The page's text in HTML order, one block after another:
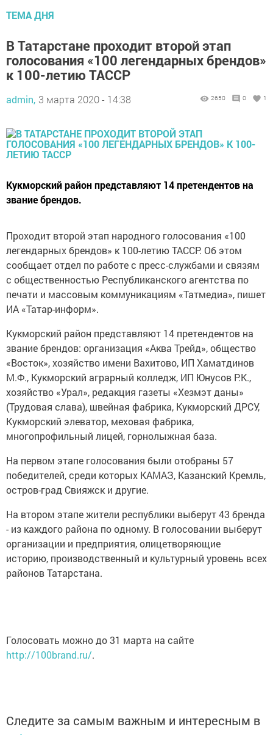
ТЕМА ДНЯ
В Татарстане проходит второй этап
голосования «100 легендарных брендов»
к 100-летию ТАССР
admin, 3 марта 2020 - 14:38 2650 0 1
Кукморский район представляют 14 претендентов на
звание брендов.
Проходит второй этап народного голосования «100
легендарных брендов» к 100-летию ТАССР. Об этом
сообщает отдел по работе с пресс-службами и связям
с общественностью Республиканского агентства по
печати и массовым коммуникациям «Татмедиа», пишет
ИА «Татар-информ».
Кукморский район представляют 14 претендентов на
звание брендов: организация «Аква Трейд», общество
«Восток», хозяйство имени Вахитово, ИП Хаматдинов
М.Ф., Кукморский аграрный колледж, ИП Юнусов Р.К.,
хозяйство «Урал», редакция газеты «Хезмэт даны»
(Трудовая слава), швейная фабрика, Кукморский ДРСУ,
Кукморский элеватор, меховая фабрика,
многопрофильный лицей, горнолыжная база.
На первом этапе голосования были отобраны 57
победителей, среди которых КАМАЗ, Казанский Кремль,
остров-град Свияжск и другие.
На втором этапе жители республики выберут 43 бренда
- из каждого района по одному. В голосовании выберут
организации и предприятия, олицетворяющие
историю, производственный и культурный уровень всех
районов Татарстана.
Голосовать можно до 31 марта на сайте
http://100brand.ru/.
Следите за самым важным и интересным в